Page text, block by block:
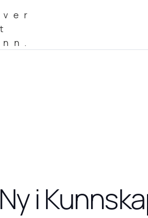
Ny i